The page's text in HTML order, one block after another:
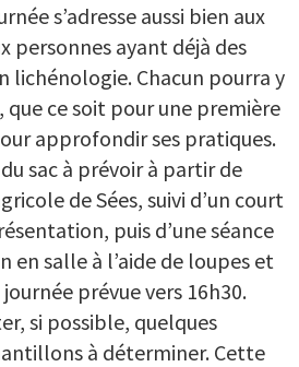
s’adresse aussi bien aux
personnes ayant déjà des
lichénologie. Chacun pourra y
que ce soit pour une première
approfondir ses pratiques.
sac à prévoir à partir de
de Sées, suivi d’un court
puis d’une séance
en salle à l’aide de loupes et
prévue vers 16h30.
si possible, quelques
à déterminer. Cette